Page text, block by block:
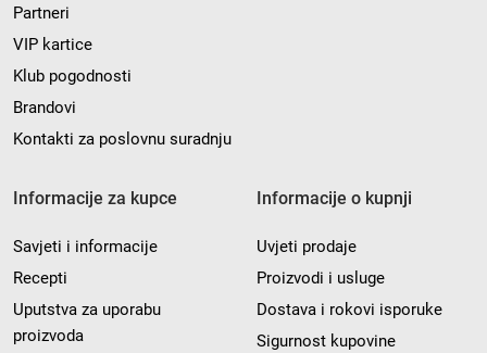
Partneri
VIP kartice
Klub pogodnosti
Brandovi
Kontakti za poslovnu suradnju
Informacije za kupce
Savjeti i informacije
Recepti
Uputstva za uporabu
proizvoda
Informacije o kupnji
Uvjeti prodaje
Proizvodi i usluge
Dostava i rokovi isporuke
Sigurnost kupovine